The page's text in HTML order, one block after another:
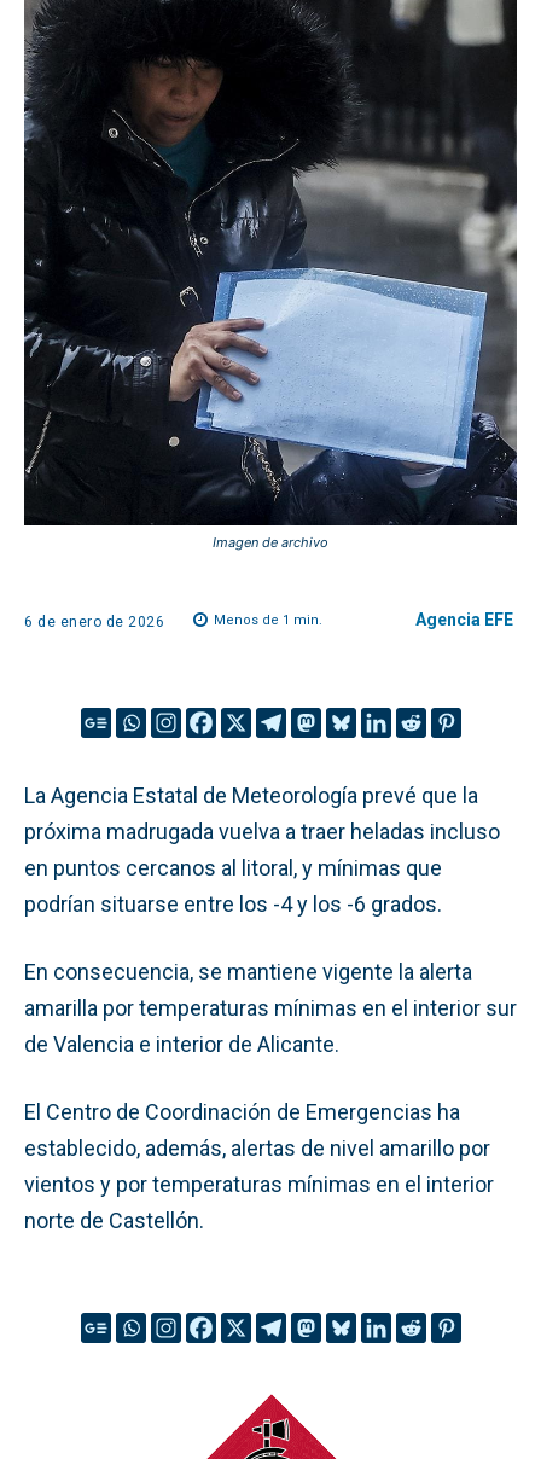
Imagen de archivo
6 de enero de 2026 Menos de 1 min. Agencia EFE
La Agencia Estatal de Meteorología prevé que la
próxima madrugada vuelva a traer heladas incluso
en puntos cercanos al litoral, y mínimas que
podrían situarse entre los -4 y los -6 grados.
En consecuencia, se mantiene vigente la alerta
amarilla por temperaturas mínimas en el interior sur
de Valencia e interior de Alicante.
El Centro de Coordinación de Emergencias ha
establecido, además, alertas de nivel amarillo por
vientos y por temperaturas mínimas en el interior
norte de Castellón.